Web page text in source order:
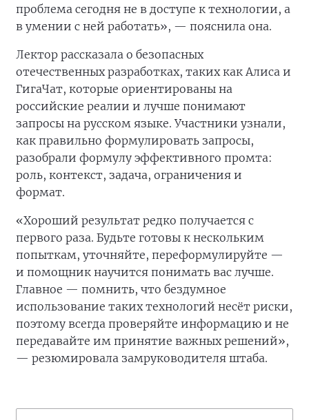
проблема сегодня не в доступе к технологии, а
в умении с ней работать», — пояснила она.
Лектор рассказала о безопасных
отечественных разработках, таких как Алиса и
ГигаЧат, которые ориентированы на
российские реалии и лучше понимают
запросы на русском языке. Участники узнали,
как правильно формулировать запросы,
разобрали формулу эффективного промта:
роль, контекст, задача, ограничения и
формат.
«Хороший результат редко получается с
первого раза. Будьте готовы к нескольким
попыткам, уточняйте, переформулируйте —
и помощник научится понимать вас лучше.
Главное — помнить, что бездумное
использование таких технологий несёт риски,
поэтому всегда проверяйте информацию и не
передавайте им принятие важных решений»,
— резюмировала замруководителя штаба.